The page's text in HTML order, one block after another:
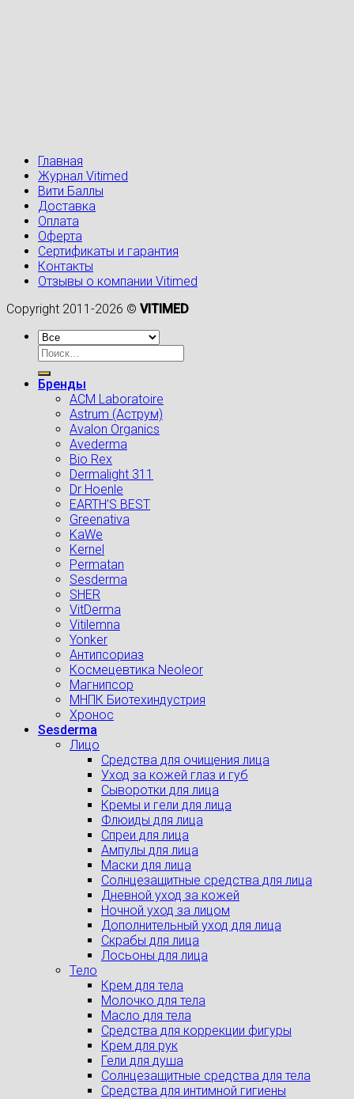
Главная
Журнал Vitimed
Вити Баллы
Доставка
Оплата
Оферта
Сертификаты и гарантия
Контакты
Отзывы о компании Vitimed
Copyright 2011-2026 © VITIMED
Искать:
Бренды
ACM Laboratoire
Astrum (Аструм)
Avalon Organics
Avederma
Bio Rex
Dermalight 311
Dr Hoenle
EARTH’S BEST
Greenativa
KaWe
Kernel
Permatan
Sesderma
SHER
VitDerma
Vitilemna
Yonker
Антипсориаз
Космецевтика Neoleor
Магнипсор
МНПК Биотехиндустрия
Хронос
Sesderma
Лицо
Средства для очищения лица
Уход за кожей глаз и губ
Сыворотки для лица
Кремы и гели для лица
Флюиды для лица
Спреи для лица
Ампулы для лица
Маски для лица
Солнцезащитные средства для лица
Дневной уход за кожей
Ночной уход за лицом
Дополнительный уход для лица
Скрабы для лица
Лосьоны для лица
Тело
Крем для тела
Молочко для тела
Масло для тела
Средства для коррекции фигуры
Крем для рук
Гели для душа
Солнцезащитные средства для тела
Средства для интимной гигиены